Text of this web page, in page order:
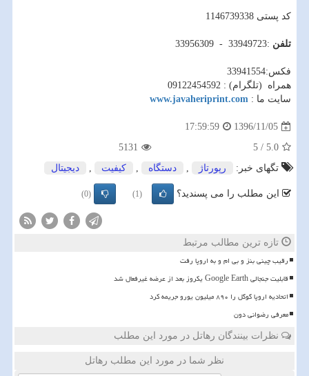
کد پستی 1146739338
تلفن :33949723 - 33956309
فکس:33941554
همراه (تلگرام) : 09122454592
سایت ما : www.javaheriprint.com
1396/11/05
17:59:59
5.0
/
5
5131
تگهای خبر:
رپورتاژ , دستگاه , كیفیت , دیجیتال
این مطلب را می پسندید؟ (1)
(0)
تازه ترین مطالب مرتبط
رقیب چینی بنز و بی ام و به اروپا رفت
قابلیت جنجالی Google Earth یکروز بعد از عرضه غیرفعال شد
اتحادیه اروپا گوگل را ۸۹۰ میلیون یورو جریمه کرد
معرفی رضوانی دون
نظرات بینندگان رهاتل در مورد این مطلب
نظر شما در مورد این مطلب رهاتل